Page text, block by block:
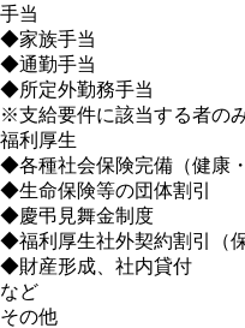
手当
◆家族手当
◆通勤手当
◆所定外勤務手当
※支給要件に該当する者の
福利厚生
◆各種社会保険完備（健康
◆生命保険等の団体割引
◆慶弔見舞金制度
◆福利厚生社外契約割引（
◆財産形成、社内貸付
など
その他